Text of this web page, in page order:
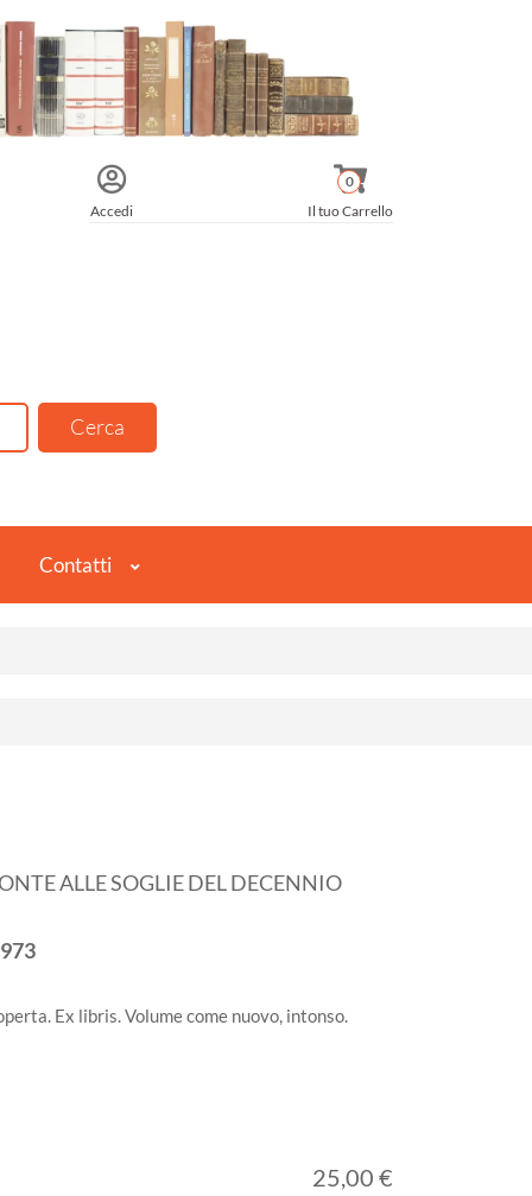
Accedi Il tuo Carrello
0
Contatti
ALLE SOGLIE DEL DECENNIO
Ex libris. Volume come nuovo, intonso.
25,00 €